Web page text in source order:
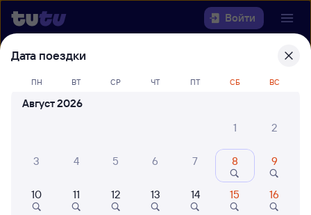
Войти
Выберите день, чтобы найти
билеты Коршуниха-Ангарская —
Адлер
Куда
Когда
Дата поездки
ПН ВТ СР ЧТ ПТ СБ ВС
Август 2026
1
2
3 4 5 6 7 8 9
10 11 12 13 14 15 16